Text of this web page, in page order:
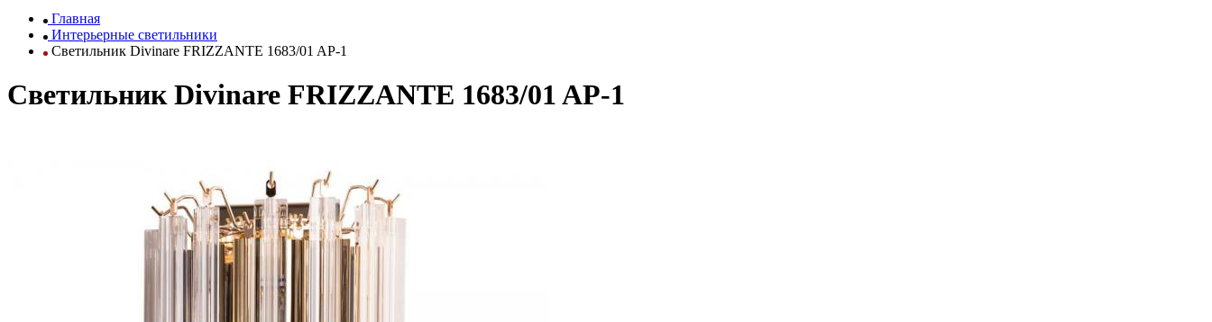
Главная
Интерьерные светильники
Светильник Divinare FRIZZANTE 1683/01 AP-1
Светильник Divinare FRIZZANTE 1683/01 AP-1